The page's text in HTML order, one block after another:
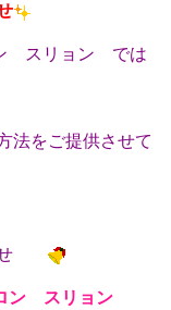
スリョン では
をご提供させて
せ
ン スリョン